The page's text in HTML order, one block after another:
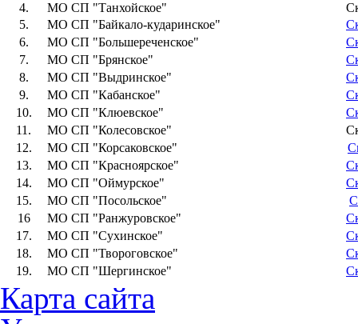
4.
МО CП "Танхойское"
5.
МО СП "Байкало-кударинское"
6.
МО СП "Большереченское"
7.
МО СП "Брянское"
8.
МО СП "Выдринское"
9.
МО СП "Кабанское"
10.
МО СП "Клюевское"
11.
МО СП "Колесовское"
12.
МО СП "Корсаковское"
13.
МО СП "Красноярское"
14.
МО СП "Оймурское"
15.
МО СП "Посольское"
16
МО СП "Ранжуровское"
17.
МО СП "Сухинское"
18.
МО СП "Твороговское"
19.
МО СП "Шергинское"
Карта сайта